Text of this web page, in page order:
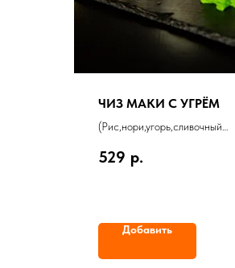
ЧИЗ МАКИ С УГРЁМ
(Рис,нори,угорь,сливочный
235 г
529 р.
Добавить